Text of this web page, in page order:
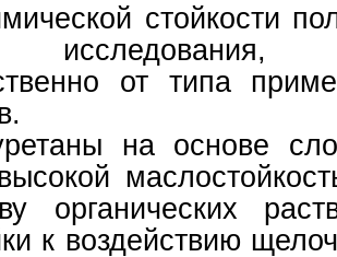
стойкости
от типа
на основе
органических
к воздействию